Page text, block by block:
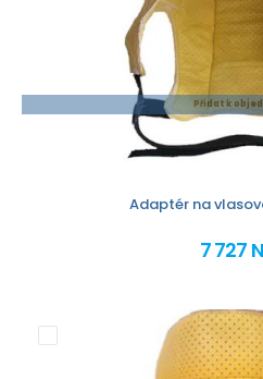
Přidat k
Adaptér na
7 727